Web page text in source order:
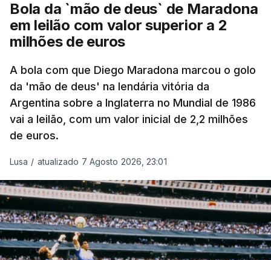
Bola da `mão de deus` de Maradona
em leilão com valor superior a 2
milhões de euros
A bola com que Diego Maradona marcou o golo
da 'mão de deus' na lendária vitória da
Argentina sobre a Inglaterra no Mundial de 1986
vai a leilão, com um valor inicial de 2,2 milhões
de euros.
Lusa / atualizado 7 Agosto 2026, 23:01